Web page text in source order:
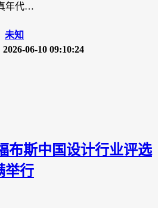
年代…
未知
2026-06-10 09:10:24
布斯中国设计行业评选
举行